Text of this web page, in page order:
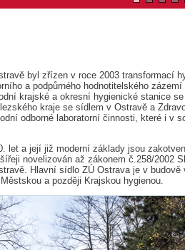
byl zřízen v roce 2003 transformací
a podpůrného hodnotitelského
krajské a okresní hygienické stanice
kraje se sídlem v Ostravě a
odborné laboratorní činnosti, které i v
let a její již moderní základy jsou
novelizován až zákonem č.258/2002
Hlavní sídlo ZÚ Ostrava je v budově
a později Krajskou hygienou.